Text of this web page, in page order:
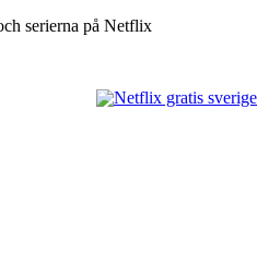
serierna på Netflix